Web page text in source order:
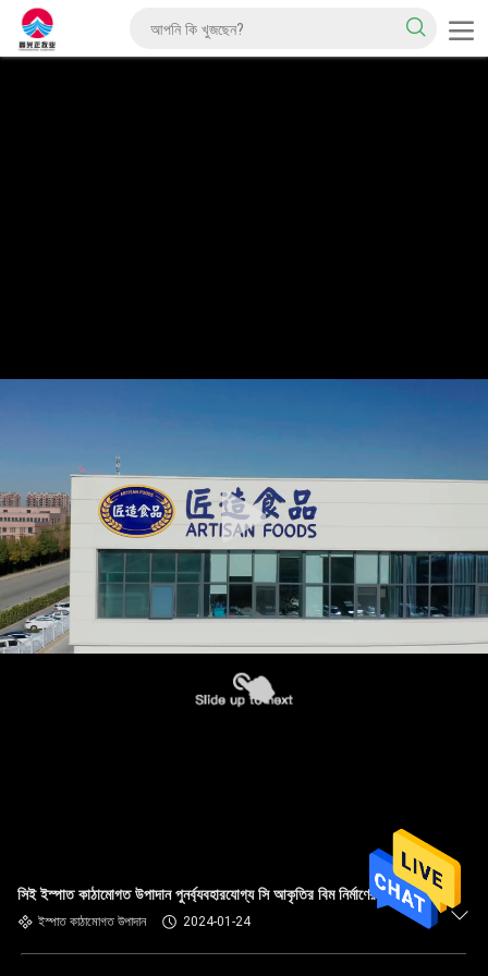
সিই ইস্পাত কাঠামোগত উপাদান পুনর্ব্যবহারযোগ্য সি আকৃতির বিম নির্মাণের জন্য
ইস্পাত কাঠামোগত উপাদান 2024-01-24